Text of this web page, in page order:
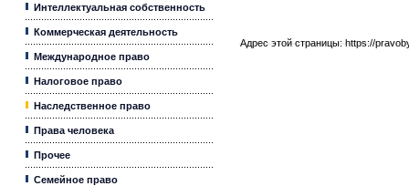
Интеллектуальная собственность
Коммерческая деятельность
Международное право
Налоговое право
Наследственное право
Права человека
Прочее
Семейное право
Адрес этой страницы: https://